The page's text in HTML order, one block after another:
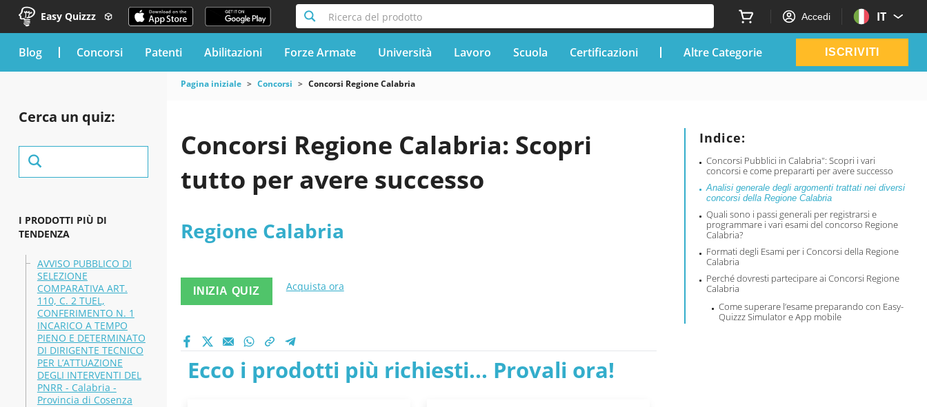
Easy Quizzz Ricerca del prodotto Accedi IT
blog Concorsi Patenti Abilitazioni Forze Armate Università Lavoro Scuola Certificazioni Altre Categorie ISCRIVITI
Cerca un quiz:
I PRODOTTI PIÙ DI
TENDENZA
AVVISO PUBBLICO DI
SELEZIONE
COMPARATIVA ART.
110, C. 2 TUEL,
CONFERIMENTO N. 1
INCARICO A TEMPO
PIENO E DETERMINATO
DI DIRIGENTE TECNICO
PER L’ATTUAZIONE
DEGLI INTERVENTI DEL
PNRR - Calabria -
Provincia di Cosenza
Pagina iniziale Concorsi Concorsi Regione Calabria
Indice:
Concorsi Pubblici in Calabria": Scopri i vari
concorsi e come prepararti per avere successo
Analisi generale degli argomenti trattati nei diversi
concorsi della Regione Calabria
Quali sono i passi generali per registrarsi e
programmare i vari esami del concorso Regione
Calabria?
Formati degli Esami per i Concorsi della Regione
Calabria
Perché dovresti partecipare ai Concorsi Regione
Calabria
Come superare l’esame preparando con Easy-
Quizzz Simulator e App mobile
Concorsi Regione Calabria: Scopri
tutto per avere successo
Regione Calabria
INIZIA QUIZ Acquista ora
Ecco i prodotti più richiesti... Provali ora!